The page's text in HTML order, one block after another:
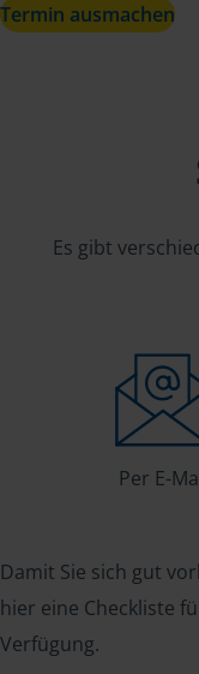
Termin ausmachen
Es gibt
Per E-
Damit Sie sich gut
hier eine Checkliste
Verfügung.